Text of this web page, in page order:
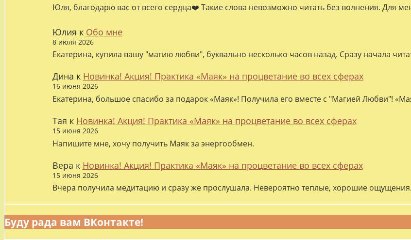
Юля, благодарю вас от всего сердца❤️ Такие слова невозможно читать без волнения. Для
Юлия к Обо мне
8 июля 2026
Екатерина, купила вашу "магию любви", буквально несколько часов назад. Сразу начала
Дина к Новинка! Акция! Практика «Маяк» на процветание во всех сферах
16 июня 2026
Екатерина, большое спасибо за подарок «Маяк»! Получила его вместе с "Магией Любви"!
Тая к Новинка! Акция! Практика «Маяк» на процветание во всех сферах
15 июня 2026
Напишите мне, хочу получить Маяк за энергообмен.
Вера к Новинка! Акция! Практика «Маяк» на процветание во всех сферах
15 июня 2026
Вчера получила медитацию и сразу же прослушала. Невероятно теплые, хорошие
Буду рада вам ВКонтакте!